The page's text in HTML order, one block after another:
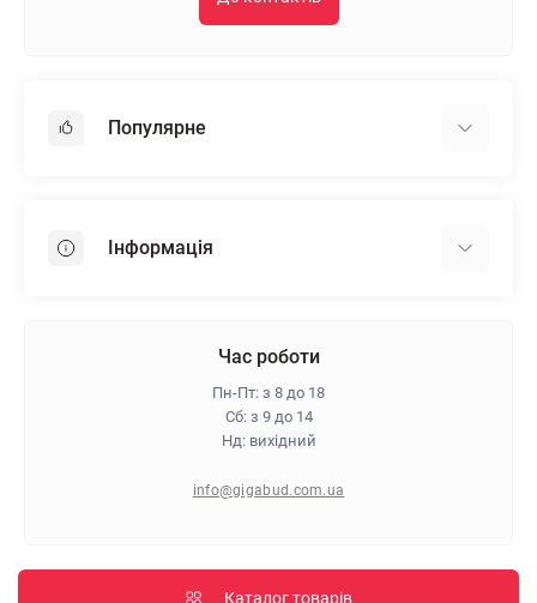
Популярне
Пінопласт
Інформація
Гарантія та повернення
Політика конфіденційності
Час роботи
Пн-Пт: з 8 до 18
Сб: з 9 до 14
Нд: вихідний
info@gigabud.com.ua
Каталог товарів